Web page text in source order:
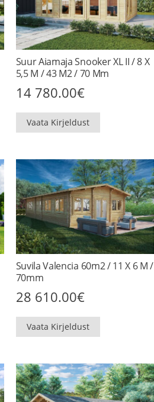
Suur Aiamaja Snooker XL II / 8 X
5,5 M / 43 M2 / 70 Mm
14 780.00€
Vaata Kirjeldust
Suvila Valencia 60m2 / 11 X 6 M /
70mm
28 610.00€
Vaata Kirjeldust